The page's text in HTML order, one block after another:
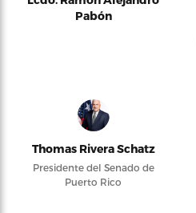
Pabón
Thomas Rivera Schatz
Presidente del Senado de
Puerto Rico